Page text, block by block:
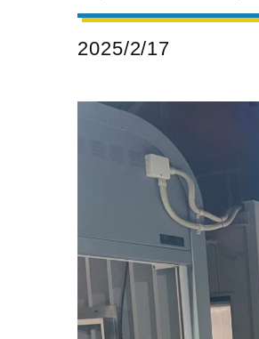
2025/2/17